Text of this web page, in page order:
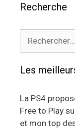
Recherche
Les
La PS4
Free to Play
et mon top